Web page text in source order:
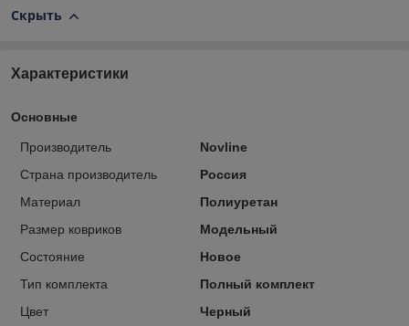
Скрыть
Характеристики
Основные
Производитель
Novline
Страна производитель
Россия
Материал
Полиуретан
Размер ковриков
Модельный
Состояние
Новое
Тип комплекта
Полный комплект
Цвет
Черный